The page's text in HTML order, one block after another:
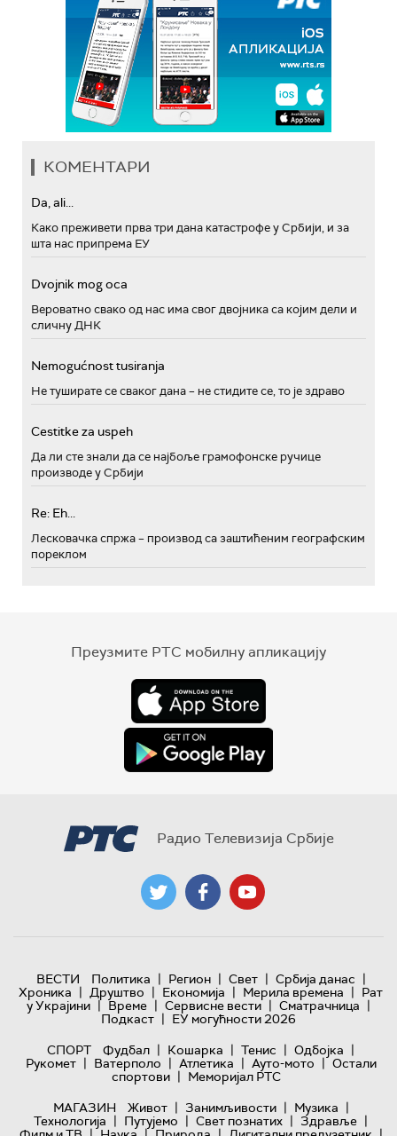
КОМЕНТАРИ
Da, ali...
Како преживети прва три дана катастрофе у Србији, и за
шта нас припрема ЕУ
Dvojnik mog oca
Вероватно свако од нас има свог двојника са којим дели и
сличну ДНК
Nemogućnost tusiranja
Не туширате се сваког дана – не стидите се, то је здраво
Cestitke za uspeh
Да ли сте знали да се најбоље грамофонске ручице
производе у Србији
Re: Eh...
Лесковачка спржа – производ са заштићеним географским
пореклом
Преузмите РТС мобилну апликацију
Радио Телевизија Србије
ВЕСТИ Политика | Регион | Свет | Србија данас |
Хроника | Друштво | Економија | Мерила времена | Рат
у Украјини | Време | Сервисне вести | Сматрачница |
Подкаст | ЕУ могућности 2026
СПОРТ
Фудбал | Кошарка | Тенис | Одбојка |
Рукомет | Ватерполо | Атлетика | Ауто-мото | Остали
спортови | Меморијал РТС
МАГАЗИН
Живот | Занимљивости | Музика |
Технологијa | Путујемо | Свет познатих | Здравље |